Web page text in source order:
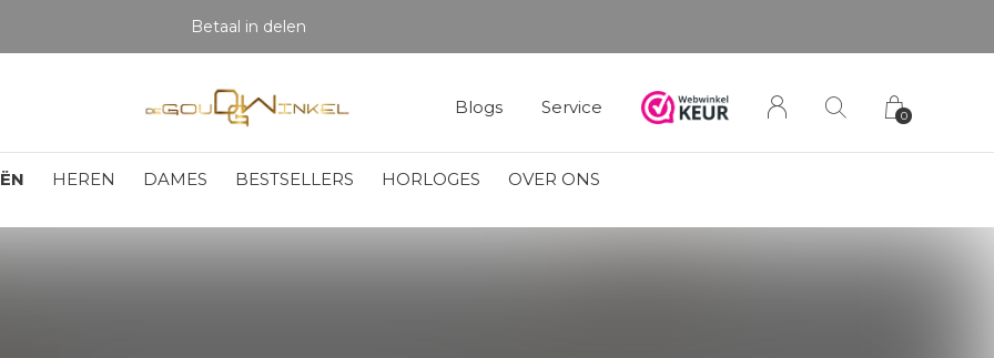
HEREN DAMES BESTSELLERS HORLOGES OVER ONS
Blogs Service 0
Betaal in delen